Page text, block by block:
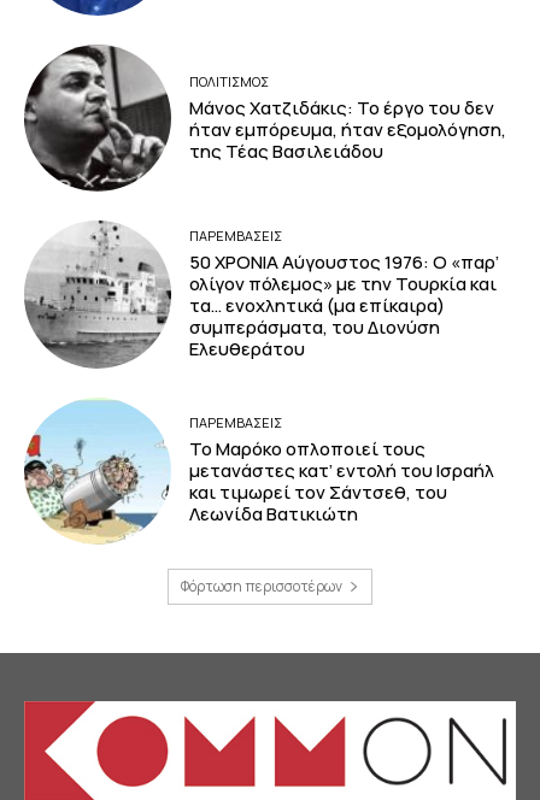
ΠΟΛΙΤΙΣΜΟΣ
Μάνος Χατζιδάκις: Το έργο του δεν
ήταν εμπόρευμα, ήταν εξομολόγηση,
της Τέας Βασιλειάδου
ΠΑΡΕΜΒΑΣΕΙΣ
50 ΧΡΟΝΙΑ Αύγουστος 1976: Ο «παρ’
ολίγον πόλεμος» με την Τουρκία και
τα… ενοχλητικά (μα επίκαιρα)
συμπεράσματα, του Διονύση
Ελευθεράτου
ΠΑΡΕΜΒΑΣΕΙΣ
Το Μαρόκο οπλοποιεί τους
μετανάστες κατ’ εντολή του Ισραήλ
και τιμωρεί τον Σάντσεθ, του
Λεωνίδα Βατικιώτη
Φόρτωση περισσοτέρων